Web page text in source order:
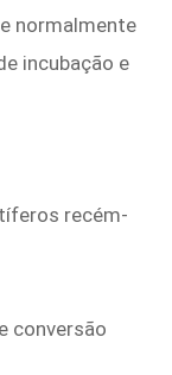
normalmente
incubação e
recém-
conversão